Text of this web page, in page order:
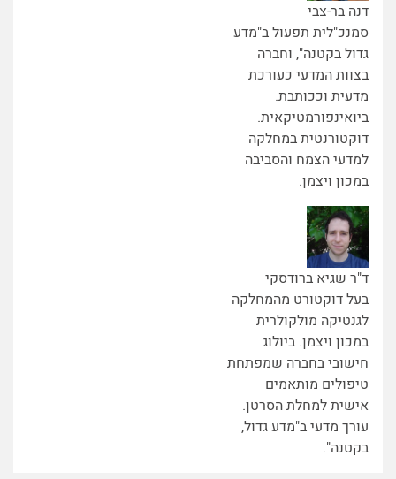
דנה בר-צבי
סמנכ"לית תפעול ב"מדע
גדול בקטנה", וחברה
בצוות המדעי כעורכת
מדעית וככותבת.
ביואינפורמטיקאית.
דוקטורנטית במחלקה
למדעי הצמח והסביבה
במכון ויצמן.
ד"ר שגיא ברודסקי
בעל דוקטורט מהמחלקה
לגנטיקה מולקולרית
במכון ויצמן. ביולוג
חישובי בחברה שמפתחת
טיפולים מותאמים
אישית למחלת הסרטן.
עורך מדעי ב"מדע גדול,
בקטנה".